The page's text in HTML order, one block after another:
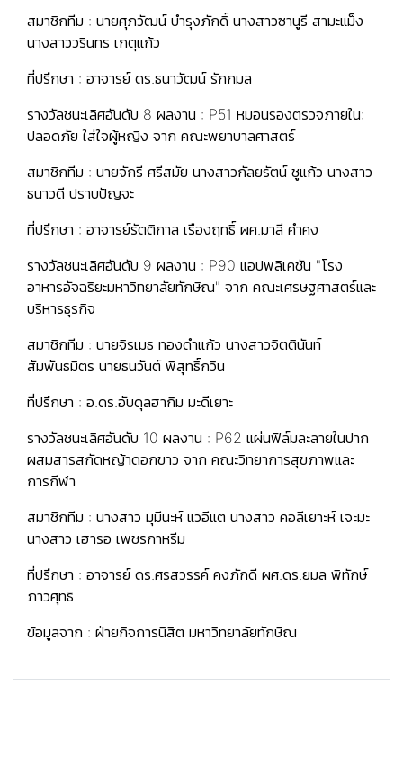
สมาชิกทีม : นายศุภวัฒน์ บำรุงภักดิ์ นางสาวซานูรี สามะแม็ง
นางสาววรินทร เกตุแก้ว
ที่ปรึกษา : อาจารย์ ดร.ธนาวัฒน์ รักกมล
รางวัลชนะเลิศอันดับ 8 ผลงาน : P51 หมอนรองตรวจภายใน:
ปลอดภัย ใส่ใจผู้หญิง จาก คณะพยาบาลศาสตร์
สมาชิกทีม : นายจักรี ศรีสมัย นางสาวกัลยรัตน์ ชูแก้ว นางสาว
ธนาวดี ปราบปัญจะ
ที่ปรึกษา : อาจารย์รัตติกาล เรืองฤทธิ์ ผศ.มาลี คำคง
รางวัลชนะเลิศอันดับ 9 ผลงาน : P90 แอปพลิเคชัน "โรง
อาหารอัจฉริยะมหาวิทยาลัยทักษิณ" จาก คณะเศรษฐศาสตร์และ
บริหารธุรกิจ
สมาชิกทีม : นายจิรเมธ ทองดำแก้ว นางสาวจิตตินันท์
สัมพันธมิตร นายธนวันต์ พิสุทธิ์กวิน
ที่ปรึกษา : อ.ดร.อับดุลฮากิม มะดีเยาะ
รางวัลชนะเลิศอันดับ 10 ผลงาน : P62 แผ่นฟิล์มละลายในปาก
ผสมสารสกัดหญ้าดอกขาว จาก คณะวิทยาการสุขภาพและ
การกีฬา
สมาชิกทีม : นางสาว มุมีนะห์ แวอีแต นางสาว คอลีเยาะห์ เจะมะ
นางสาว เฮารอ เพชรกาหรีม
ที่ปรึกษา : อาจารย์ ดร.ศรสวรรค์ คงภักดี ผศ.ดร.ยมล พิทักษ์
ภาวศุทธิ
ข้อมูลจาก : ฝ่ายกิจการนิสิต มหาวิทยาลัยทักษิณ